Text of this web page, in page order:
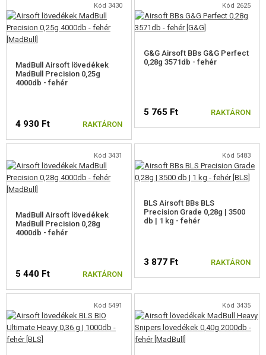
Kód 3430
MadBull Airsoft lövedékek
MadBull Precision 0,25g
4000db - fehér
4 930 Ft RAKTÁRON
Kód 2625
G&G Airsoft BBs G&G Perfect
0,28g 3571db - fehér
5 765 Ft RAKTÁRON
Kód 3431
MadBull Airsoft lövedékek
MadBull Precision 0,28g
4000db - fehér
5 440 Ft RAKTÁRON
Kód 5483
BLS Airsoft BBs BLS
Precision Grade 0,28g | 3500
db | 1 kg - fehér
3 877 Ft RAKTÁRON
Kód 5491 Kód 3435